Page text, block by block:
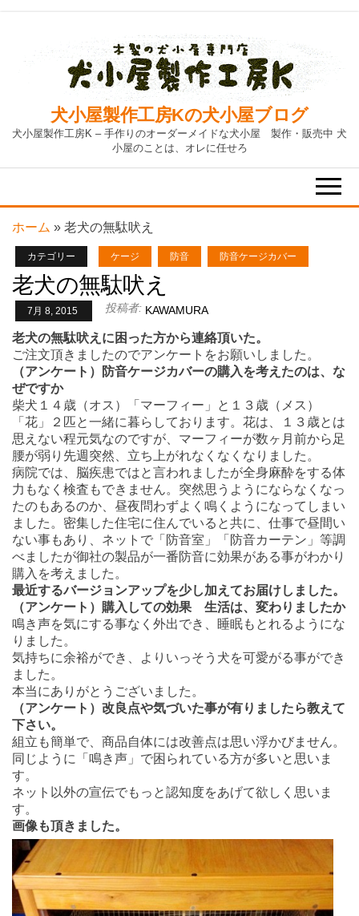
content
犬小屋製作工房Kの犬小屋ブログ
犬小屋製作工房K – 手作りのオーダーメイドな犬小屋 製作・販売中 犬
小屋のことは、オレに任せろ
ホーム » 老犬の無駄吠え
カテゴリー ケージ 防音 防音ケージカバー
老犬の無駄吠え
7月 8, 2015 投稿者: KAWAMURA
老犬の無駄吠えに困った方から連絡頂いた。
ご注文頂きましたのでアンケートをお願いしました。
（アンケート）防音ケージカバーの購入を考えたのは、な
ぜですか
柴犬１４歳（オス）「マーフィー」と１３歳（メス）
「花」２匹と一緒に暮らしております。花は、１３歳とは
思えない程元気なのですが、マーフィーが数ヶ月前から足
腰が弱り先週突然、立ち上がれなくなくなりました。
病院では、脳疾患ではと言われましたが全身麻酔をする体
力もなく検査もできません。突然思うようにならなくなっ
たのもあるのか、昼夜問わずよく鳴くようになってしまい
ました。密集した住宅に住んでいると共に、仕事で昼間い
ない事もあり、ネットで「防音室」「防音カーテン」等調
べましたが御社の製品が一番防音に効果がある事がわかり
購入を考えました。
最近するバージョンアップを少し加えてお届けしました。
（アンケート）購入しての効果 生活は、変わりましたか
鳴き声を気にする事なく外出でき、睡眠もとれるようにな
りました。
気持ちに余裕ができ、よりいっそう犬を可愛がる事ができ
ました。
本当にありがとうございました。
（アンケート）改良点や気づいた事が有りましたら教えて
下さい。
組立も簡単で、商品自体には改善点は思い浮かびません。
同じように「鳴き声」で困られている方が多いと思いま
す。
ネット以外の宣伝でもっと認知度をあげて欲しく思いま
す。
画像も頂きました。